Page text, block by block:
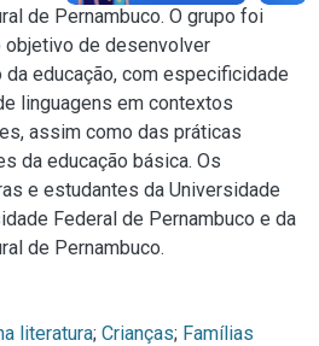
de Pernambuco. O grupo foi
de desenvolver
educação, com especificidade
linguagens em contextos
assim como das práticas
da educação básica. Os
e estudantes da Universidade
Federal de Pernambuco e da
de Pernambuco.
literatura; Crianças; Famílias